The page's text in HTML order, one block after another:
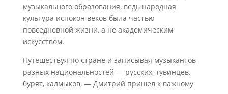
музыкального образования, ведь народная
культура испокон веков была частью
повседневной жизни, а не академическим
искусством.
Путешествуя по стране и записывая музыкантов
разных национальностей — русских, тувинцев,
бурят, калмыков, — Дмитрий пришел к важному